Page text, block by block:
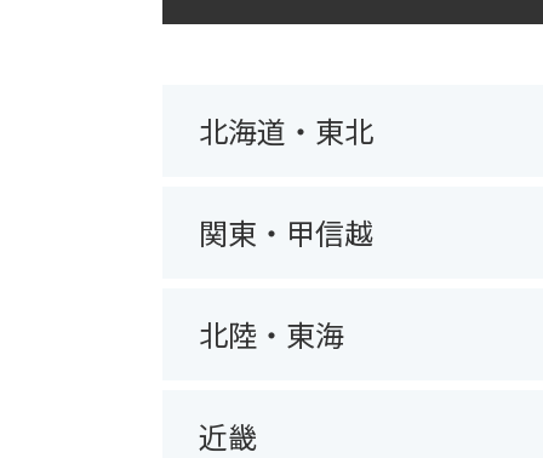
北海道・東北
関東・甲信越
北陸・東海
近畿